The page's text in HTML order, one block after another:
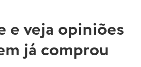
e veja opiniões
já comprou